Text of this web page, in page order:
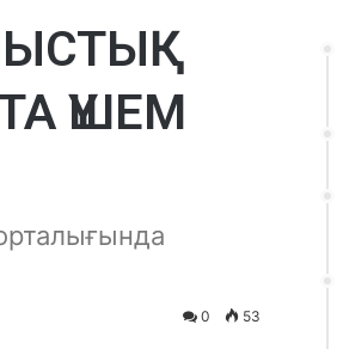
ҮШЕМ
0 53